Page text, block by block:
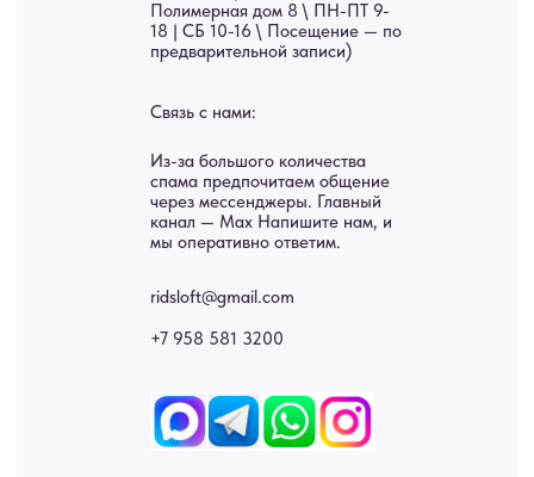
окончательные цены указываются в счете-спецификации.
• Политика обработки персональных данных
• Согласие на обработку персональных данных
Купить межкомнатные распашные двери, входные двери, амбарные
двери, раздвижные двери, подвесные двери, интерьерные картины,
Москва, Санкт-Петербург, Екатеринбург, Новосибирск, Нижний
Пенза, Рязань, Саратов, Тольятти, Волгоград, Астрахань,
Владивосток, Ярославль, Ульяновск, Барнаул, Иркутск, Тюмень,
Хабаровск, Новокузнецк, Оренбург, Кемерово, Ижевск, Томск,
Набережные Челны, Липецк Казахстан, Алматы, Астана, Павлодар,